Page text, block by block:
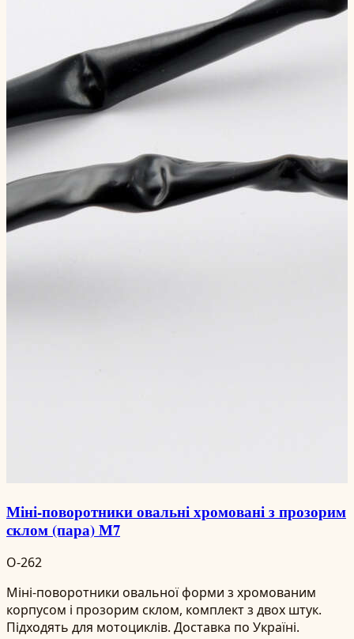
Міні-поворотники овальні хромовані з прозорим
склом (пара) М7
O-262
Міні-поворотники овальної форми з хромованим
корпусом і прозорим склом, комплект з двох штук.
Підходять для мотоциклів. Доставка по Україні.